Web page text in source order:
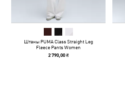
Штаны PUMA Class Straight Leg
Fleece Pants Women
2 790,00 ₴